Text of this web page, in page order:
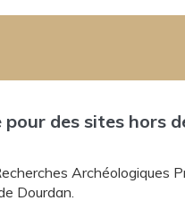
des sites hors
Archéologiques
Dourdan.